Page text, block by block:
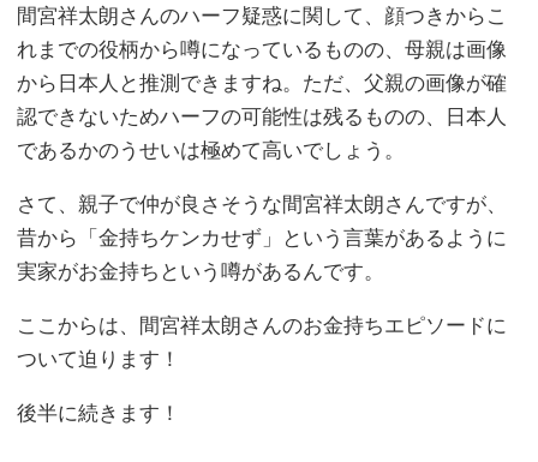
間宮祥太朗さんのハーフ疑惑に関して、顔つきからこ
れまでの役柄から噂になっているものの、母親は画像
から日本人と推測できますね。ただ、父親の画像が確
認できないためハーフの可能性は残るものの、日本人
であるかのうせいは極めて高いでしょう。
さて、親子で仲が良さそうな間宮祥太朗さんですが、
昔から「金持ちケンカせず」という言葉があるように
実家がお金持ちという噂があるんです。
ここからは、間宮祥太朗さんのお金持ちエピソードに
ついて迫ります！
後半に続きます！